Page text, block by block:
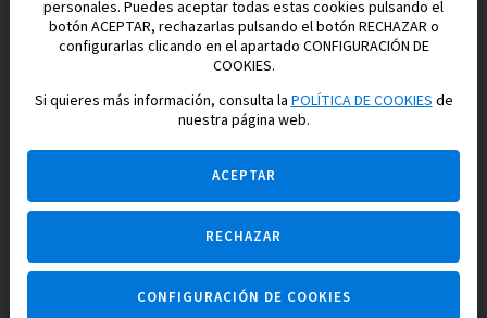
Construimos y vendemos propiedades
para su vida feliz en España
Agencia inmobiliaria +34 647 173 382
personales. Puedes aceptar todas estas cookies pulsando el
botón ACEPTAR, rechazarlas pulsando el botón RECHAZAR o
configurarlas clicando en el apartado CONFIGURACIÓN DE
COOKIES.
Si quieres más información, consulta laPOLÍTICA DE COOKIESde
nuestra página web.
ACEPTAR
RECHAZAR
CONFIGURACIÓN DE COOKIES